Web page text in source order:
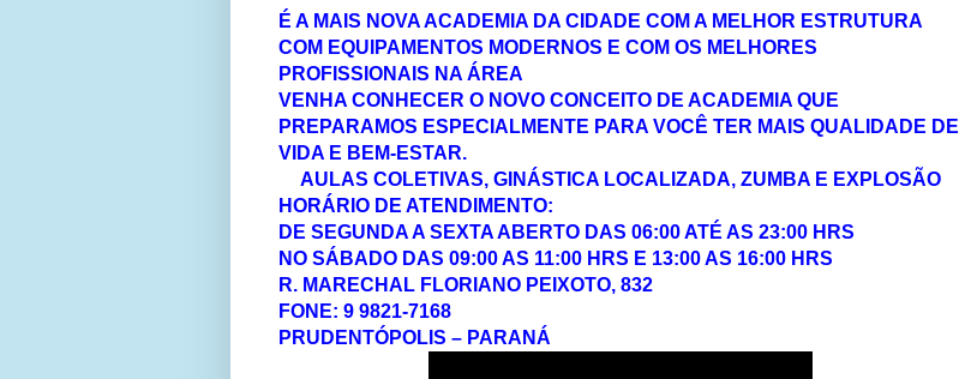
É A MAIS NOVA ACADEMIA DA CIDADE COM A MELHOR ESTRUTURA
COM EQUIPAMENTOS MODERNOS E COM OS MELHORES
PROFISSIONAIS NA ÁREA
VENHA CONHECER O NOVO CONCEITO DE ACADEMIA QUE
PREPARAMOS ESPECIALMENTE PARA VOCÊ TER MAIS QUALIDADE DE
VIDA E BEM-ESTAR.
AULAS COLETIVAS, GINÁSTICA LOCALIZADA, ZUMBA E EXPLOSÃO
HORÁRIO DE ATENDIMENTO:
DE SEGUNDA A SEXTA ABERTO DAS 06:00 ATÉ AS 23:00 HRS
NO SÁBADO DAS 09:00 AS 11:00 HRS E 13:00 AS 16:00 HRS
R. MARECHAL FLORIANO PEIXOTO, 832
FONE: 9 9821-7168
PRUDENTÓPOLIS – PARANÁ